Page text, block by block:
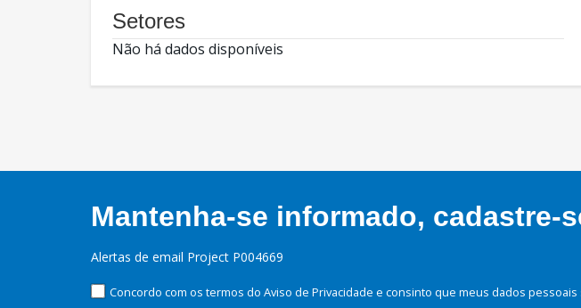
Setores
Não há dados disponíveis
Mantenha-se informado, cadastre-
Alertas de email Project P004669
Concordo com os termos do Aviso de Privacidade e consinto que meus dados